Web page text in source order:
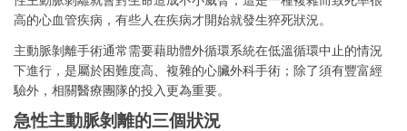
高的心血管疾病，有些人在疾病才開始就發生猝死狀況。
主動脈剝離手術通常需要藉助體外循環系統在低溫循環中止的情況
下進行，是屬於困難度高、複雜的心臟外科手術；除了須有豐富經
驗外，相關醫療團隊的投入更為重要。
急性主動脈剝離的三個狀況